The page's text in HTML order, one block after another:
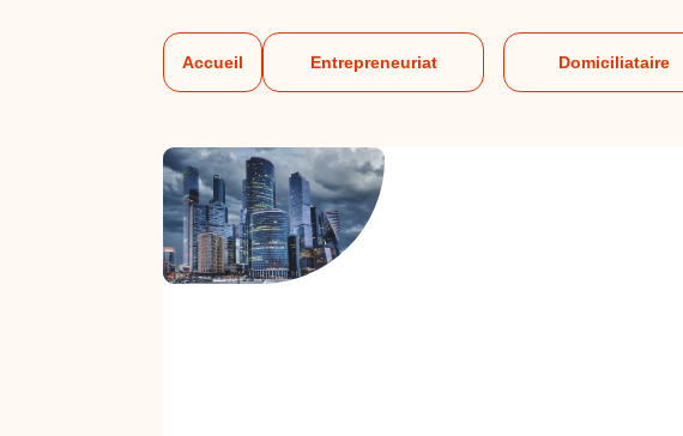
Accueil Entrepreneuriat Domiciliataire